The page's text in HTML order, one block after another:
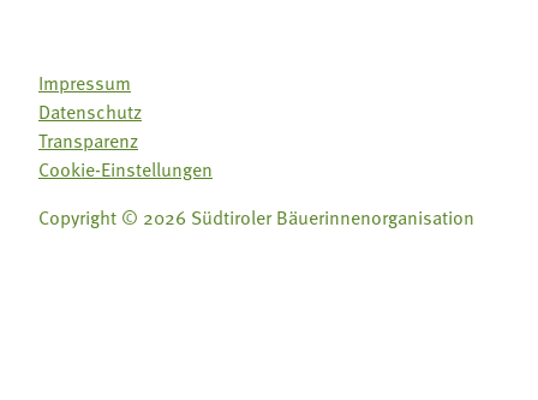
Impressum
Datenschutz
Transparenz
Cookie-Einstellungen
Copyright © 2026 Südtiroler Bäuerinnenorganisation